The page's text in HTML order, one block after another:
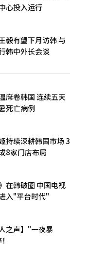
心投入运行
毅有望下月访韩 与
韩中外长会谈
席卷韩国 连续五天
死亡病例
持续深耕韩国市场 3
8家门店布局
在韩破圈 中国电视
入"平台时代"
人之声】"一夜暴